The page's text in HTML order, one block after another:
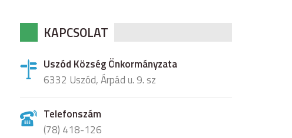
KAPCSOLAT
Uszód Község Önkormányzata
6332 Uszód, Árpád u. 9. sz
Telefonszám
(78) 418-126